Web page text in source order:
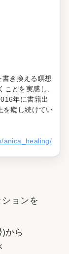
き換える瞑想
とを実感し、
年に書籍出
を癒し続けてい
anica_healing/
ョンを
から